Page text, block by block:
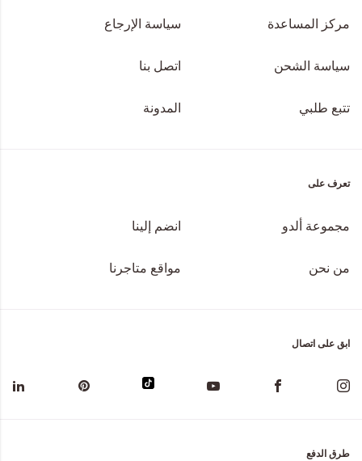
مركز المساعدة سياسة الإرجاع
سياسة الشحن اتصل بنا
تتبع طلبي المدونة
تعرف على
مجموعة ألدو انضم إلينا
من نحن مواقع متاجرنا
ابق على اتصال
طرق الدفع